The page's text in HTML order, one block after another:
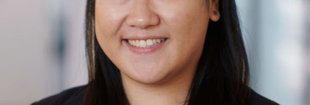
我們的團隊
社區投入